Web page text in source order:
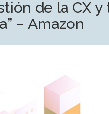
de la CX
– Amazon